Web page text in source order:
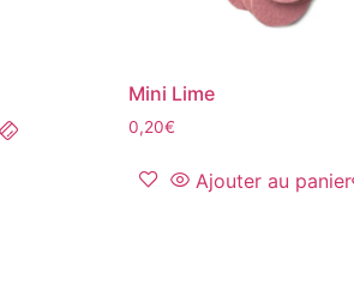
Mini Lime
0,20€
Ajouter au panier